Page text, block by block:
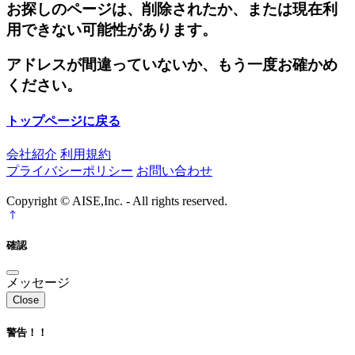
お探しのページは、削除されたか、または現在利
用できない可能性があります。
アドレスが間違っていないか、もう一度お確かめ
ください。
トップページに戻る
会社紹介 利用規約
プライバシーポリシー お問い合わせ
Copyright © AISE,Inc. - All rights reserved.
確認
メッセージ
Close
警告！！